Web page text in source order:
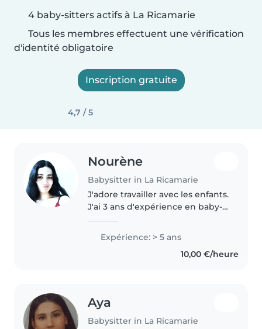
4 baby-sitters actifs à La Ricamarie
Tous les membres effectuent une vérification
d'identité obligatoire
Inscription gratuite
4,7 / 5
Nourène
Babysitter in La Ricamarie
J'adore travailler avec les enfants.
J'ai 3 ans d'expérience en baby-
bébés et des enfants en bas âge.
J'ai également de l'expérience
Expérience: > 5 ans
10,00 €/heure
Aya
Babysitter in La Ricamarie